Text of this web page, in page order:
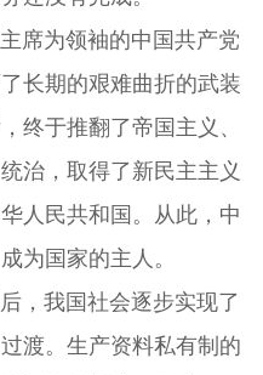
为领袖的中国共产党
长期的艰难曲折的武装
终于推翻了帝国主义、
治，取得了新民主主义
人民共和国。从此，中
为国家的主人。
我国社会逐步实现了
渡。生产资料私有制的